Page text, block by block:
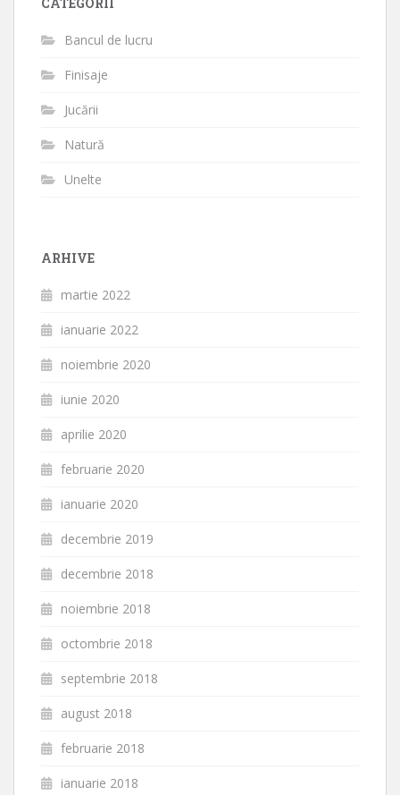
Bancul de lucru
Finisaje
Jucării
Natură
Unelte
ARHIVE
martie 2022
ianuarie 2022
noiembrie 2020
iunie 2020
aprilie 2020
februarie 2020
ianuarie 2020
decembrie 2019
decembrie 2018
noiembrie 2018
octombrie 2018
septembrie 2018
august 2018
februarie 2018
ianuarie 2018